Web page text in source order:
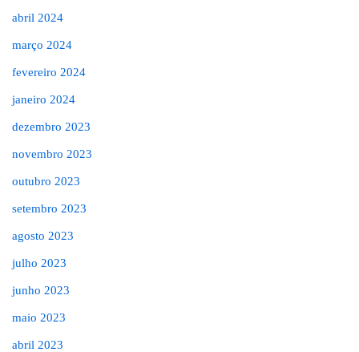
abril 2024
março 2024
fevereiro 2024
janeiro 2024
dezembro 2023
novembro 2023
outubro 2023
setembro 2023
agosto 2023
julho 2023
junho 2023
maio 2023
abril 2023